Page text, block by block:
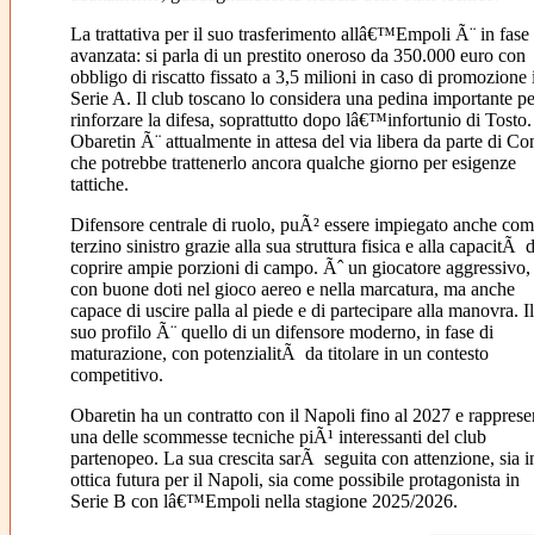
La trattativa per il suo trasferimento allâ€™Empoli Ã¨ in fase
avanzata: si parla di un prestito oneroso da 350.000 euro con
obbligo di riscatto fissato a 3,5 milioni in caso di promozione
Serie A. Il club toscano lo considera una pedina importante
rinforzare la difesa, soprattutto dopo lâ€™infortunio di Tosto.
Obaretin Ã¨ attualmente in attesa del via libera da parte di
che potrebbe trattenerlo ancora qualche giorno per esigenze
tattiche.
Difensore centrale di ruolo, puÃ² essere impiegato anche
terzino sinistro grazie alla sua struttura fisica e alla capacitÃ
coprire ampie porzioni di campo. Ãˆ un giocatore aggressivo,
con buone doti nel gioco aereo e nella marcatura, ma anche
capace di uscire palla al piede e di partecipare alla manovra. Il
suo profilo Ã¨ quello di un difensore moderno, in fase di
maturazione, con potenzialitÃ da titolare in un contesto
competitivo.
Obaretin ha un contratto con il Napoli fino al 2027 e
una delle scommesse tecniche piÃ¹ interessanti del club
partenopeo. La sua crescita sarÃ seguita con attenzione, sia
ottica futura per il Napoli, sia come possibile protagonista in
Serie B con lâ€™Empoli nella stagione 2025/2026.